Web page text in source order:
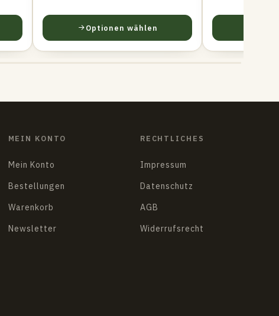
Optionen wählen
MEIN KONTO
Mein Konto
Bestellungen
Warenkorb
Newsletter
RECHTLICHES
Impressum
Datenschutz
AGB
Widerrufsrecht